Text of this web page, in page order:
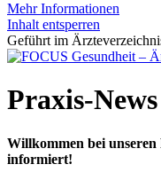
Mehr Informationen
Inhalt entsperren
Geführt im
Praxis-News
Willkommen bei unseren
informiert!